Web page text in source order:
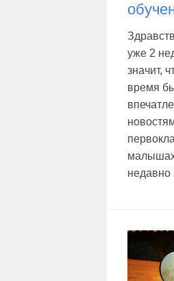
уже 2
значит,
время
недавно